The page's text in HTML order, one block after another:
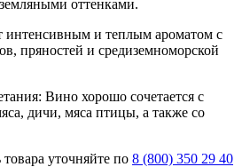
оттенками.
интенсивным и теплым ароматом с
пряностей и средиземноморской
Вино хорошо сочетается с
дичи, мяса птицы, а также со
уточняйте по 8 (800) 350 29 40